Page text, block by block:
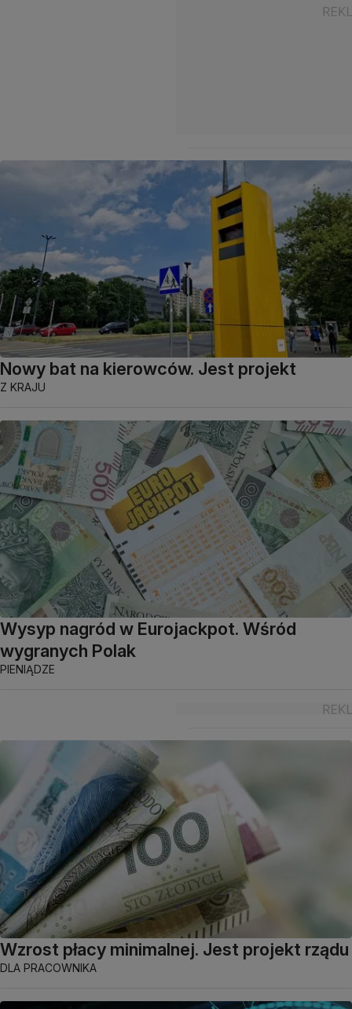
Nowy bat na kierowców. Jest projekt
Z KRAJU
Wysyp nagród w Eurojackpot. Wśród
wygranych Polak
PIENIĄDZE
Wzrost płacy minimalnej. Jest projekt rządu
DLA PRACOWNIKA